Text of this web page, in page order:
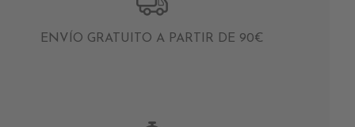
ENVÍO GRATUITO A PARTIR DE 90€